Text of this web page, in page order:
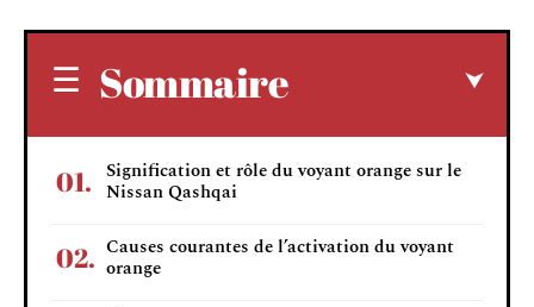
Sommaire
Signification et rôle du voyant orange sur le
Nissan Qashqai
Causes courantes de l’activation du voyant
orange